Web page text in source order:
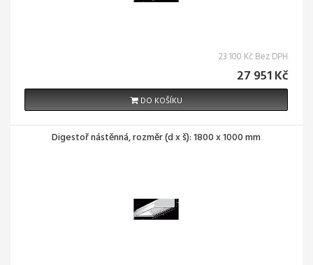
23 100 Kč Bez DPH
27 951 Kč
DO KOŠÍKU
Digestoř nástěnná, rozměr (d x š): 1800 x 1000 mm